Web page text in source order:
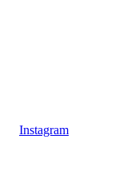
Instagram